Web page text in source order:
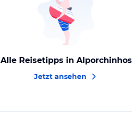
Alle Reisetipps in Alporchinhos
Jetzt ansehen